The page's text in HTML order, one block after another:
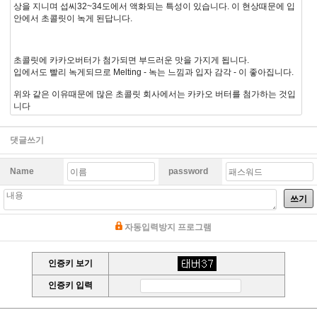
상을 지니며 섭씨32~34도에서 액화되는 특성이 있습니다. 이 현상때문에 입
안에서 초콜릿이 녹게 된답니다.
초콜릿에 카카오버터가 첨가되면 부드러운 맛을 가지게 됩니다.
입에서도 빨리 녹게되므로 Melting - 녹는 느낌과 입자 감각 - 이 좋아집니다.
위와 같은 이유때문에 많은 초콜릿 회사에서는 카카오 버터를 첨가하는 것입
니다
댓글쓰기
Name password
쓰기
자동입력방지 프로그램
인증키 보기
인증키 입력